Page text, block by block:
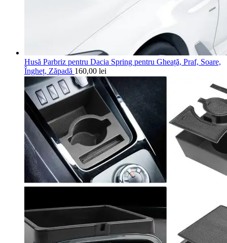
Husă Parbriz pentru Dacia Spring pentru Gheață, Praf, Soare,
Îngheț, Zăpadă 160,00 lei